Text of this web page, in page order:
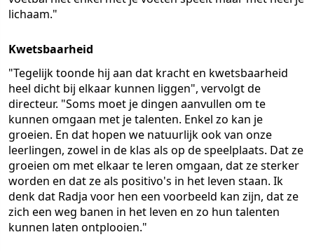
lichaam."
Kwetsbaarheid
"Tegelijk toonde hij aan dat kracht en kwetsbaarheid
heel dicht bij elkaar kunnen liggen", vervolgt de
directeur. "Soms moet je dingen aanvullen om te
kunnen omgaan met je talenten. Enkel zo kan je
groeien. En dat hopen we natuurlijk ook van onze
leerlingen, zowel in de klas als op de speelplaats. Dat ze
groeien om met elkaar te leren omgaan, dat ze sterker
worden en dat ze als positivo's in het leven staan. Ik
denk dat Radja voor hen een voorbeeld kan zijn, dat ze
zich een weg banen in het leven en zo hun talenten
kunnen laten ontplooien."